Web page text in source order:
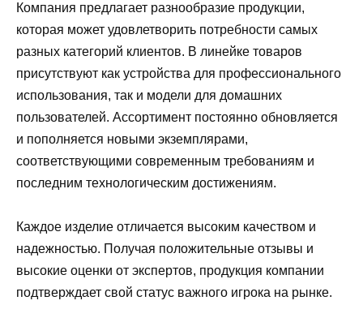
Компания предлагает разнообразие продукции,
которая может удовлетворить потребности самых
разных категорий клиентов. В линейке товаров
присутствуют как устройства для профессионального
использования, так и модели для домашних
пользователей. Ассортимент постоянно обновляется
и пополняется новыми экземплярами,
соответствующими современным требованиям и
последним технологическим достижениям.
Каждое изделие отличается высоким качеством и
надежностью. Получая положительные отзывы и
высокие оценки от экспертов, продукция компании
подтверждает свой статус важного игрока на рынке.